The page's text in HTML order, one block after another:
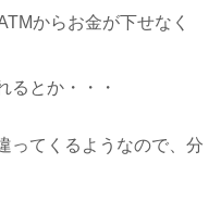
からお金が下せなく
るとか・・・
ってくるようなので、分